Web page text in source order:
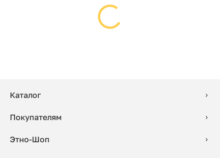
Каталог
Покупателям
Этно-Шоп